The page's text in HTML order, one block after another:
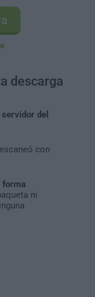
descarga
servidor del
con
forma
ni